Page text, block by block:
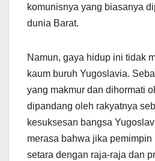
komunisnya yang biasanya
dunia Barat.
Namun, gaya hidup ini tidak
kaum buruh Yugoslavia.
yang makmur dan dihormati
dipandang oleh rakyatnya
kesuksesan bangsa
merasa bahwa jika
setara dengan raja-raja dan